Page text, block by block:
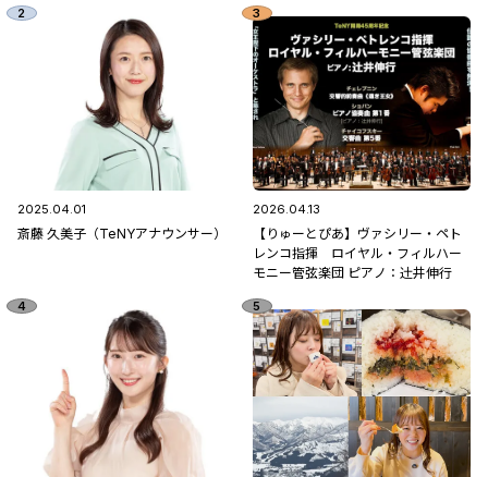
2025.04.01
斎藤 久美子（TeNYアナウンサー）
2026.04.13
【りゅーとぴあ】ヴァシリー・ペト
レンコ指揮 ロイヤル・フィルハー
モニー管弦楽団 ピアノ：辻󠄀井伸行